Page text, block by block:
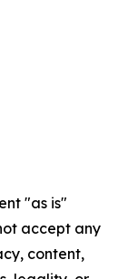
"as is"
accept any
content,